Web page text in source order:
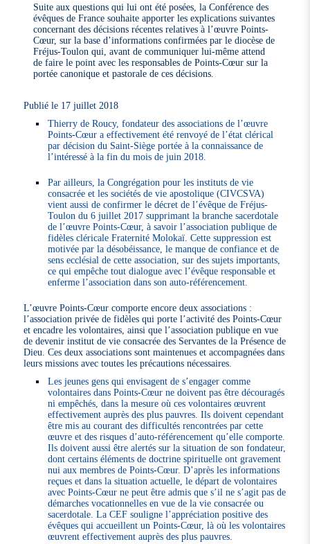
Suite aux questions qui lui ont été posées, la Conférence des
évêques de France souhaite apporter les explications suivantes
concernant des décisions récentes relatives à l’œuvre Points-
Cœur, sur la base d’informations confirmées par le diocèse de
Fréjus-Toulon qui, avant de communiquer lui-même attend
de faire le point avec les responsables de Points-Cœur sur la
portée canonique et pastorale de ces décisions.
Publié le 17 juillet 2018
Thierry de Roucy, fondateur des associations de l’œuvre
Points-Cœur a effectivement été renvoyé de l’état clérical
par décision du Saint-Siège portée à la connaissance de
l’intéressé à la fin du mois de juin 2018.
Par ailleurs, la Congrégation pour les instituts de vie
consacrée et les sociétés de vie apostolique (CIVCSVA)
vient aussi de confirmer le décret de l’évêque de Fréjus-
Toulon du 6 juillet 2017 supprimant la branche sacerdotale
de l’œuvre Points-Cœur, à savoir l’association publique de
fidèles cléricale Fraternité Molokaï. Cette suppression est
motivée par la désobéissance, le manque de confiance et de
sens ecclésial de cette association, sur des sujets importants,
ce qui empêche tout dialogue avec l’évêque responsable et
enferme l’association dans son auto-référencement.
L’œuvre Points-Cœur comporte encore deux associations :
l’association privée de fidèles qui porte l’activité des Points-Cœur
et encadre les volontaires, ainsi que l’association publique en vue
de devenir institut de vie consacrée des Servantes de la Présence de
Dieu. Ces deux associations sont maintenues et accompagnées dans
leurs missions avec toutes les précautions nécessaires.
Les jeunes gens qui envisagent de s’engager comme
volontaires dans Points-Cœur ne doivent pas être découragés
ni empêchés, dans la mesure où ces volontaires œuvrent
effectivement auprès des plus pauvres. Ils doivent cependant
être mis au courant des difficultés rencontrées par cette
œuvre et des risques d’auto-référencement qu’elle comporte.
Ils doivent aussi être alertés sur la situation de son fondateur,
dont certains éléments de doctrine spirituelle ont gravement
nui aux membres de Points-Cœur. D’après les informations
reçues et dans la situation actuelle, le départ de volontaires
avec Points-Cœur ne peut être admis que s’il ne s’agit pas de
démarches vocationnelles en vue de la vie consacrée ou
sacerdotale. La CEF souligne l’appréciation positive des
évêques qui accueillent un Points-Cœur, là où les volontaires
œuvrent effectivement auprès des plus pauvres.